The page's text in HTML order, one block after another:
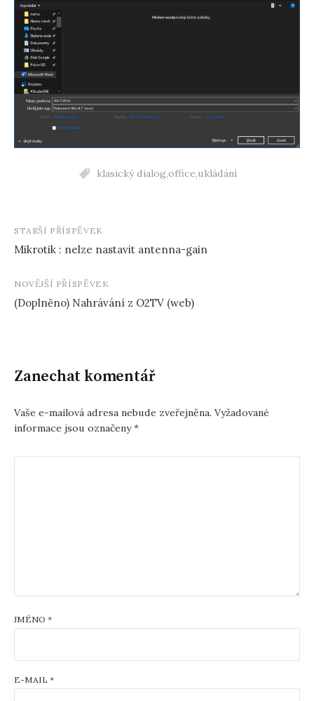
klasický dialog,office,ukládání
Navigace
STARŠÍ PŘÍSPĚVEK
Mikrotik : nelze nastavit antenna-gain
NOVĚJŠÍ PŘÍSPĚVEK
(Doplněno) Nahrávání z O2TV (web)
Zanechat komentář
Vaše e-mailová adresa nebude zveřejněna. Vyžadované
informace jsou označeny*
JMÉNO *
E-MAIL *